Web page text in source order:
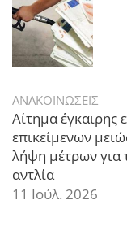
ΑΝΑΚΟΙΝΩΣΕΙΣ
Αίτημα έγκαιρης
επικείμενων
λήψη μέτρων για
αντλία
11 Ιούλ. 2026